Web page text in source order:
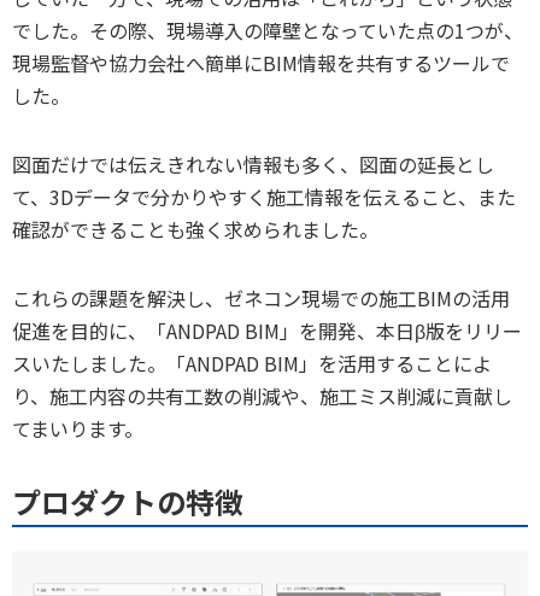
でした。その際、現場導入の障壁となっていた点の1つが、
現場監督や協力会社へ簡単にBIM情報を共有するツールで
した。
図面だけでは伝えきれない情報も多く、図面の延長とし
て、3Dデータで分かりやすく施工情報を伝えること、また
確認ができることも強く求められました。
これらの課題を解決し、ゼネコン現場での施工BIMの活用
促進を目的に、「ANDPAD BIM」を開発、本日β版をリリー
スいたしました。「ANDPAD BIM」を活用することによ
り、施工内容の共有工数の削減や、施工ミス削減に貢献し
てまいります。
プロダクトの特徴